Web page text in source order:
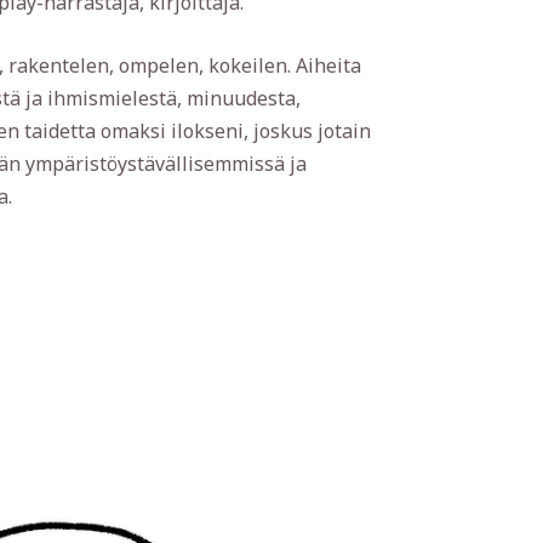
ompelen, kokeilen. Aiheita
ja ihmismielestä, minuudesta,
taidetta omaksi ilokseni, joskus jotain
ympäristöystävällisemmissä ja